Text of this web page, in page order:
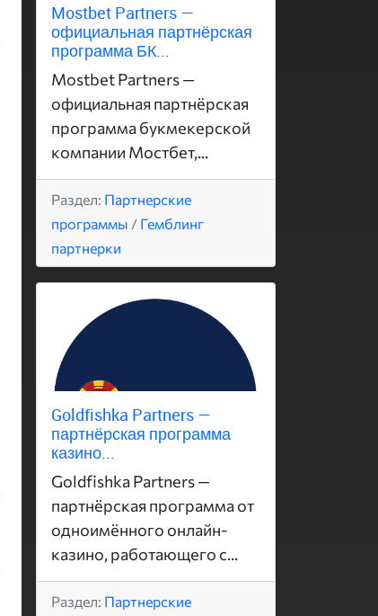
Mostbet Partners —
официальная партнёрская
программа БК...
Mostbet Partners —
официальная партнёрская
программа букмекерской
компании Мостбет,...
Раздел: Партнерские
программы / Гемблинг
партнерки
Goldfishka Partners —
партнёрская программа
казино...
Goldfishka Partners —
партнёрская программа от
одноимённого онлайн-
казино, работающего с...
Раздел: Партнерские